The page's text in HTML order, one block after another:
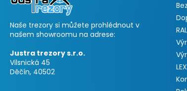
Naše trezory si můžete prohlédnout v
našem showroomu na adrese:
Justra trezory s.r.o.
Vilsnická 45
Děčín, 40502